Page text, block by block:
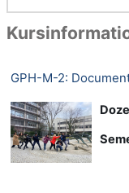
GPH-M-2: